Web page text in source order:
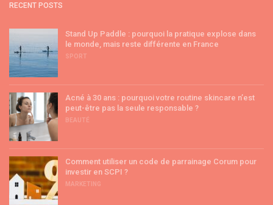
RECENT POSTS
Stand Up Paddle : pourquoi la pratique explose dans
le monde, mais reste différente en France
SPORT
Acné à 30 ans : pourquoi votre routine skincare n’est
peut-être pas la seule responsable ?
BEAUTÉ
Comment utiliser un code de parrainage Corum pour
investir en SCPI ?
MARKETING